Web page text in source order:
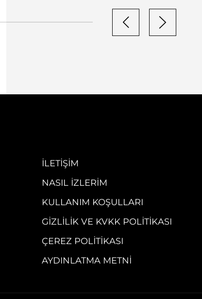
İLETIŞIM
NASIL İZLERIM
KULLANIM KOŞULLARI
GIZLILIK VE KVKK POLITIKASI
ÇEREZ POLITIKASI
AYDINLATMA METNI